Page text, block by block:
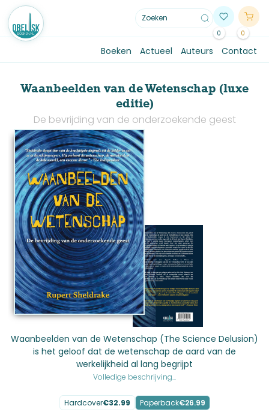
0 0
Boeken Actueel Auteurs Contact
Waanbeelden van de Wetenschap (luxe
editie)
De bevrijding van de onderzoekende geest
Waanbeelden van de Wetenschap (The Science Delusion)
is het geloof dat de wetenschap de aard van de
werkelijkheid al lang begrijpt
Volledige beschrijving...
Hardcover€32.99 Paperback€26.99